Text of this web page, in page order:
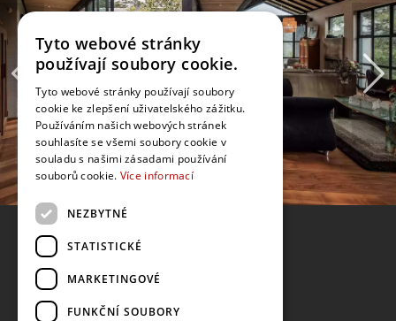
Tyto webové stránky
používají soubory cookie.
Tyto webové stránky používají soubory
cookie ke zlepšení uživatelského zážitku.
Používáním našich webových stránek
souhlasíte se všemi soubory cookie v
souladu s našimi zásadami používání
souborů cookie. Více informací
NEZBYTNÉ
STATISTICKÉ
MARKETINGOVÉ
FUNKČNÍ SOUBORY